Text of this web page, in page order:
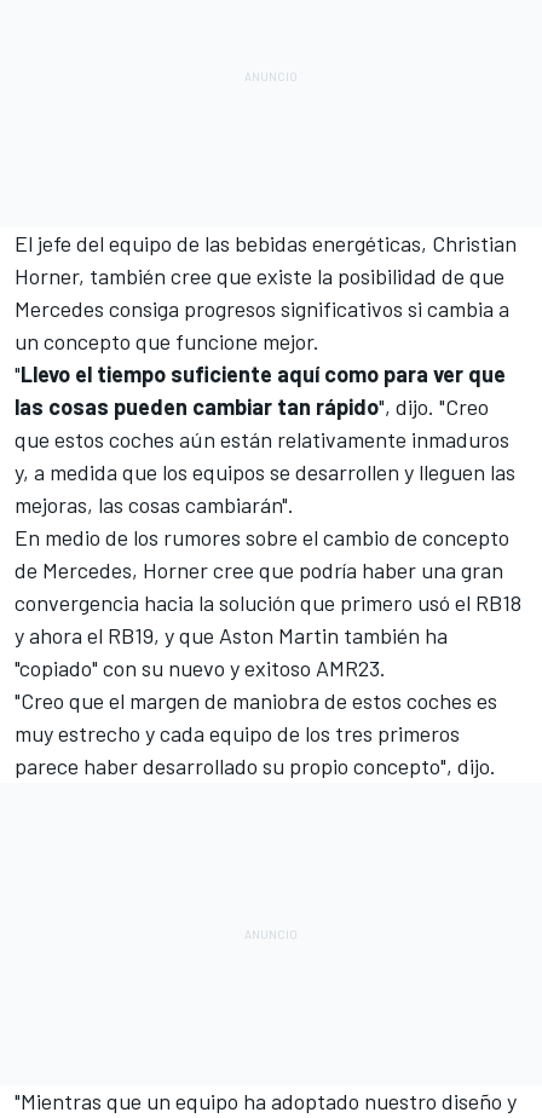
El jefe del equipo de las bebidas energéticas, Christian
Horner, también cree que existe la posibilidad de que
Mercedes consiga progresos significativos si cambia a
un concepto que funcione mejor.
"Llevo el tiempo suficiente aquí como para ver que
las cosas pueden cambiar tan rápido", dijo. "Creo
que estos coches aún están relativamente inmaduros
y, a medida que los equipos se desarrollen y lleguen las
mejoras, las cosas cambiarán".
En medio de los rumores sobre el cambio de concepto
de Mercedes, Horner cree que podría haber una gran
convergencia hacia la solución que primero usó el RB18
y ahora el RB19, y que Aston Martin también ha
"copiado" con su nuevo y exitoso AMR23.
"Creo que el margen de maniobra de estos coches es
muy estrecho y cada equipo de los tres primeros
parece haber desarrollado su propio concepto", dijo.
"Mientras que un equipo ha adoptado nuestro diseño y